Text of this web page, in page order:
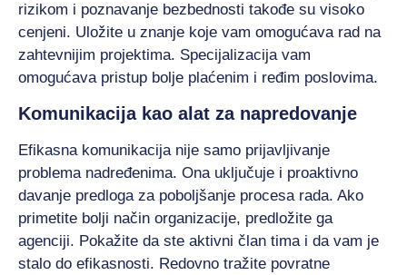
rizikom i poznavanje bezbednosti takođe su visoko
cenjeni. Uložite u znanje koje vam omogućava rad na
zahtevnijim projektima. Specijalizacija vam
omogućava pristup bolje plaćenim i ređim poslovima.
Komunikacija kao alat za napredovanje
Efikasna komunikacija nije samo prijavljivanje
problema nadređenima. Ona uključuje i proaktivno
davanje predloga za poboljšanje procesa rada. Ako
primetite bolji način organizacije, predložite ga
agenciji. Pokažite da ste aktivni član tima i da vam je
stalo do efikasnosti. Redovno tražite povratne